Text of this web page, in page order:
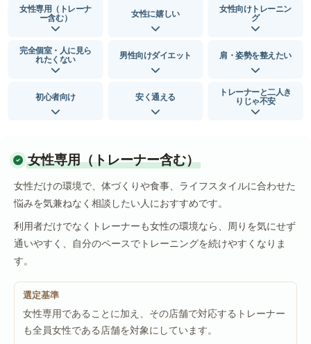
女性専用（トレーナ
ー含む）
女性に嬉しい
女性向けトレーニン
グ
完全個室・人に見ら
れたくない
男性向けダイエット 肩・姿勢を整えたい
初心者向け 安く通える
トレーナーと二人き
りじゃ不安
女性専用（トレーナー含む）
女性だけの環境で、体づくりや食事、ライフスタイルに合わせた
悩みを気兼ねなく相談したい人におすすめです。
利用者だけでなくトレーナーも女性の環境なら、周りを気にせず
通いやすく、自分のペースでトレーニングを続けやすくなりま
す。
選定基準
女性専用であることに加え、その店舗で対応するトレーナー
も全員女性である店舗を対象にしています。